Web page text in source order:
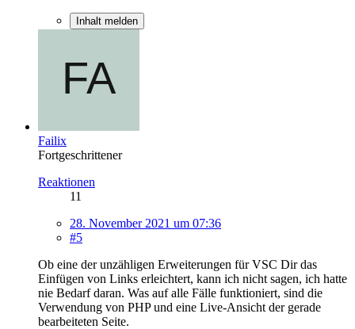
Inhalt melden
Failix
Fortgeschrittener
Reaktionen
11
28. November 2021 um 07:36
#5
Ob eine der unzähligen Erweiterungen für VSC Dir das
Einfügen von Links erleichtert, kann ich nicht sagen, ich hatte
nie Bedarf daran. Was auf alle Fälle funktioniert, sind die
Verwendung von PHP und eine Live-Ansicht der gerade
bearbeiteten Seite.